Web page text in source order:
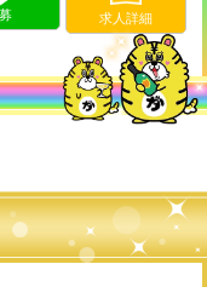
求人詳細